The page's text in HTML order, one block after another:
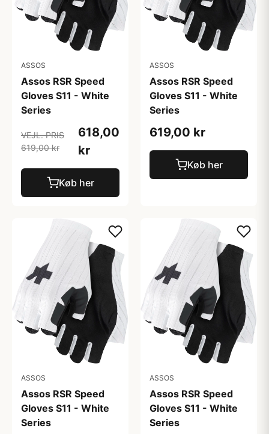
ASSOS
Assos RSR Speed
Gloves S11 - White
Series
VEJL. PRIS
619,00 kr
618,00
kr
Køb her
ASSOS
Assos RSR Speed
Gloves S11 - White
Series
619,00 kr
Køb her
ASSOS
Assos RSR Speed
Gloves S11 - White
Series
ASSOS
Assos RSR Speed
Gloves S11 - White
Series